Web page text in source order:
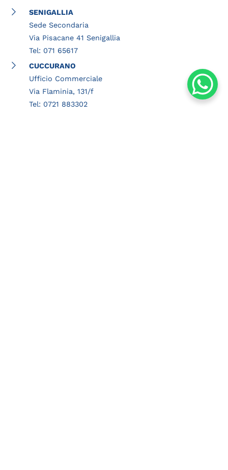
SENIGALLIA
Sede Secondaria
Via Pisacane 41 Senigallia
Tel: 071 65617
CUCCURANO
Ufficio Commerciale
Via Flaminia, 131/f
Tel: 0721 883302